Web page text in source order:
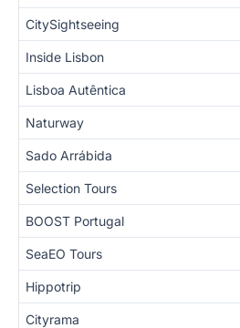
CitySightseeing
Inside Lisbon
Lisboa Autêntica
Naturway
Sado Arrábida
Selection Tours
BOOST Portugal
SeaEO Tours
Hippotrip
Cityrama